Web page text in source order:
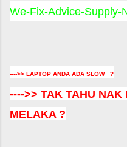
We-Fix-Advice-Supply-
---->> LAPTOP ANDA ADA SLOW ?
---->> TAK TAHU NAK
MELAKA ?